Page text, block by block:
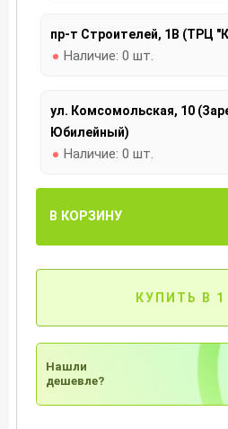
пр-т Строителей, 1В (ТРЦ
Наличие: 0 шт.
ул. Комсомольская, 10
Юбилейный)
Наличие: 0 шт.
В КОРЗИНУ
КУПИТЬ В
Нашли
дешевле?